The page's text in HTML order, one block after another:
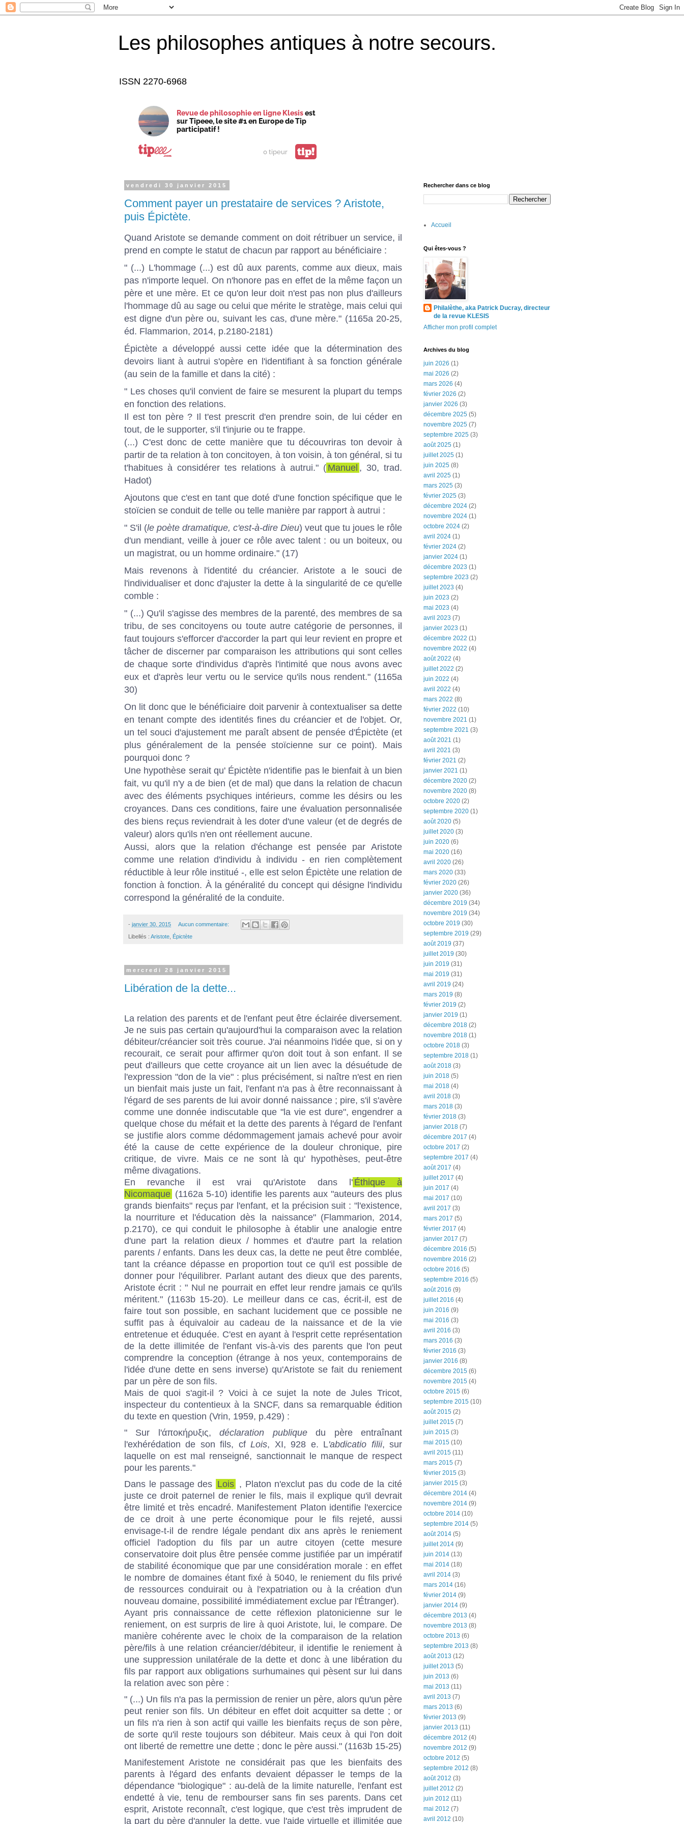
Les philosophes antiques à notre secours.
ISSN 2270-6968
Revue de philosophie en ligne Klesisest
sur Tipeee, le site #1 en Europe de Tip
participatif !
0 tipeur tip!
vendredi 30 janvier 2015
Comment payer un prestataire de services ? Aristote,
puis Épictète.
Quand Aristote se demande comment on doit rétribuer un service, il
prend en compte le statut de chacun par rapport au bénéficiaire :
" (...) L'hommage (...) est dû aux parents, comme aux dieux, mais
pas n'importe lequel. On n'honore pas en effet de la même façon un
père et une mère. Et ce qu'on leur doit n'est pas non plus d'ailleurs
l'hommage dû au sage ou celui que mérite le stratège, mais celui qui
est digne d'un père ou, suivant les cas, d'une mère." (1165a 20-25,
éd. Flammarion, 2014, p.2180-2181)
Épictète a développé aussi cette idée que la détermination des
devoirs liant à autrui s'opère en l'identifiant à sa fonction générale
(au sein de la famille et dans la cité) :
" Les choses qu'il convient de faire se mesurent la plupart du temps
en fonction des relations.
Il est ton père ? Il t'est prescrit d'en prendre soin, de lui céder en
tout, de le supporter, s'il t'injurie ou te frappe.
(...) C'est donc de cette manière que tu découvriras ton devoir à
partir de ta relation à ton concitoyen, à ton voisin, à ton général, si tu
t'habitues à considérer tes relations à autrui." ( Manuel , 30, trad.
Hadot)
Ajoutons que c'est en tant que doté d'une fonction spécifique que le
stoïcien se conduit de telle ou telle manière par rapport à autrui :
" S'il (le poète dramatique, c'est-à-dire Dieu) veut que tu joues le rôle
d'un mendiant, veille à jouer ce rôle avec talent : ou un boiteux, ou
un magistrat, ou un homme ordinaire." (17)
Mais revenons à l'identité du créancier. Aristote a le souci de
l'individualiser et donc d'ajuster la dette à la singularité de ce qu'elle
comble :
" (...) Qu'il s'agisse des membres de la parenté, des membres de sa
tribu, de ses concitoyens ou toute autre catégorie de personnes, il
faut toujours s'efforcer d'accorder la part qui leur revient en propre et
tâcher de discerner par comparaison les attributions qui sont celles
de chaque sorte d'individus d'après l'intimité que nous avons avec
eux et d'après leur vertu ou le service qu'ils nous rendent." (1165a
30)
On lit donc que le bénéficiaire doit parvenir à contextualiser sa dette
en tenant compte des identités fines du créancier et de l'objet. Or,
un tel souci d'ajustement me paraît absent de pensée d'Épictète (et
plus généralement de la pensée stoïcienne sur ce point). Mais
pourquoi donc ?
Une hypothèse serait qu' Épictète n'identifie pas le bienfait à un bien
fait, vu qu'il n'y a de bien (et de mal) que dans la relation de chacun
avec des éléments psychiques intérieurs, comme les désirs ou les
croyances. Dans ces conditions, faire une évaluation personnalisée
des biens reçus reviendrait à les doter d'une valeur (et de degrés de
valeur) alors qu'ils n'en ont réellement aucune.
Aussi, alors que la relation d'échange est pensée par Aristote
comme une relation d'individu à individu - en rien complètement
réductible à leur rôle institué -, elle est selon Épictète une relation de
fonction à fonction. À la généralité du concept qui désigne l'individu
correspond la généralité de la conduite.
- janvier 30, 2015 Aucun commentaire:
Libellés : Aristote Épictète
mercredi 28 janvier 2015
Libération de la dette...
La relation des parents et de l'enfant peut être éclairée diversement.
Je ne suis pas certain qu'aujourd'hui la comparaison avec la relation
débiteur/créancier soit très courue. J'ai néanmoins l'idée que, si on y
recourait, ce serait pour affirmer qu'on doit tout à son enfant. Il se
peut d'ailleurs que cette croyance ait un lien avec la désuétude de
l'expression "don de la vie" : plus précisément, si naître n'est en rien
un bienfait mais juste un fait, l'enfant n'a pas à être reconnaissant à
l'égard de ses parents de lui avoir donné naissance ; pire, s'il s'avère
comme une donnée indiscutable que "la vie est dure", engendrer a
quelque chose du méfait et la dette des parents à l'égard de l'enfant
se justifie alors comme dédommagement jamais achevé pour avoir
été la cause de cette expérience de la douleur chronique, pire
critique, de vivre. Mais ce ne sont là qu' hypothèses, peut-être
même divagations.
En revanche il est vrai qu'Aristote dans l' Éthique à
Nicomaque (1162a 5-10) identifie les parents aux "auteurs des plus
grands bienfaits" reçus par l'enfant, et la précision suit : "l'existence,
la nourriture et l'éducation dès la naissance" (Flammarion, 2014,
p.2170), ce qui conduit le philosophe à établir une analogie entre
d'une part la relation dieux / hommes et d'autre part la relation
parents / enfants. Dans les deux cas, la dette ne peut être comblée,
tant la créance dépasse en proportion tout ce qu'il est possible de
donner pour l'équilibrer. Parlant autant des dieux que des parents,
Aristote écrit : " Nul ne pourrait en effet leur rendre jamais ce qu'ils
méritent." (1163b 15-20). Le meilleur dans ce cas, écrit-il, est de
faire tout son possible, en sachant lucidement que ce possible ne
suffit pas à équivaloir au cadeau de la naissance et de la vie
entretenue et éduquée. C'est en ayant à l'esprit cette représentation
de la dette illimitée de l'enfant vis-à-vis des parents que l'on peut
comprendre la conception (étrange à nos yeux, contemporains de
l'idée d'une dette en sens inverse) qu'Aristote se fait du reniement
par un père de son fils.
Mais de quoi s'agit-il ? Voici à ce sujet la note de Jules Tricot,
inspecteur du contentieux à la SNCF, dans sa remarquable édition
du texte en question (Vrin, 1959, p.429) :
" Sur l'άποκήρυξις,déclaration publiquedu père entraînant
l'exhérédation de son fils, cfLois, XI, 928 e. L'abdicatio filii, sur
laquelle on est mal renseigné, sanctionnait le manque de respect
pour les parents."
Dans le passage des Lois , Platon n'exclut pas du code de la cité
juste ce droit paternel de renier le fils, mais il explique qu'il devrait
être limité et très encadré. Manifestement Platon identifie l'exercice
de ce droit à une perte économique pour le fils rejeté, aussi
envisage-t-il de rendre légale pendant dix ans après le reniement
officiel l'adoption du fils par un autre citoyen (cette mesure
conservatoire doit plus être pensée comme justifiée par un impératif
de stabilité économique que par une considération morale : en effet
le nombre de domaines étant fixé à 5040, le reniement du fils privé
de ressources conduirait ou à l'expatriation ou à la création d'un
nouveau domaine, possibilité immédiatement exclue par l'Étranger).
Ayant pris connaissance de cette réflexion platonicienne sur le
reniement, on est surpris de lire à quoi Aristote, lui, le compare. De
manière cohérente avec le choix de la comparaison de la relation
père/fils à une relation créancier/débiteur, il identifie le reniement à
une suppression unilatérale de la dette et donc à une libération du
fils par rapport aux obligations surhumaines qui pèsent sur lui dans
la relation avec son père :
" (...) Un fils n'a pas la permission de renier un père, alors qu'un père
peut renier son fils. Un débiteur en effet doit acquitter sa dette ; or
un fils n'a rien à son actif qui vaille les bienfaits reçus de son père,
de sorte qu'il reste toujours son débiteur. Mais ceux à qui l'on doit
ont liberté de remettre une dette ; donc le père aussi." (1163b 15-25)
Manifestement Aristote ne considérait pas que les bienfaits des
parents à l'égard des enfants devaient dépasser le temps de la
dépendance "biologique" : au-delà de la limite naturelle, l'enfant est
endetté à vie, tenu de rembourser sans fin ses parents. Dans cet
esprit, Aristote reconnaît, c'est logique, que c'est très imprudent de
la part du père d'annuler la dette, vue l'aide virtuelle et illimitée que
Rechercher dans ce blog
Accueil
Qui êtes-vous ?
Philalèthe, aka Patrick Ducray, directeur
de la revue KLESIS
Afficher mon profil complet
Archives du blog
juin 2026 (1)
mai 2026 (2)
mars 2026 (4)
février 2026 (2)
janvier 2026 (3)
décembre 2025 (5)
novembre 2025 (7)
septembre 2025 (3)
août 2025 (1)
juillet 2025 (1)
juin 2025 (8)
avril 2025 (1)
mars 2025 (3)
février 2025 (3)
décembre 2024 (2)
novembre 2024 (1)
octobre 2024 (2)
avril 2024 (1)
février 2024 (2)
janvier 2024 (1)
décembre 2023 (1)
septembre 2023 (2)
juillet 2023 (4)
juin 2023 (2)
mai 2023 (4)
avril 2023 (7)
janvier 2023 (1)
décembre 2022 (1)
novembre 2022 (4)
août 2022 (4)
juillet 2022 (2)
juin 2022 (4)
avril 2022 (4)
mars 2022 (8)
février 2022 (10)
novembre 2021 (1)
septembre 2021 (3)
août 2021 (1)
avril 2021 (3)
février 2021 (2)
janvier 2021 (1)
décembre 2020 (2)
novembre 2020 (8)
octobre 2020 (2)
septembre 2020 (1)
août 2020 (5)
juillet 2020 (3)
juin 2020 (6)
mai 2020 (16)
avril 2020 (26)
mars 2020 (33)
février 2020 (26)
janvier 2020 (36)
décembre 2019 (34)
novembre 2019 (34)
octobre 2019 (30)
septembre 2019 (29)
août 2019 (37)
juillet 2019 (30)
juin 2019 (31)
mai 2019 (31)
avril 2019 (24)
mars 2019 (8)
février 2019 (2)
janvier 2019 (1)
décembre 2018 (2)
novembre 2018 (1)
octobre 2018 (3)
septembre 2018 (1)
août 2018 (3)
juin 2018 (5)
mai 2018 (4)
avril 2018 (3)
mars 2018 (3)
février 2018 (3)
janvier 2018 (7)
décembre 2017 (4)
octobre 2017 (2)
septembre 2017 (4)
août 2017 (4)
juillet 2017 (4)
juin 2017 (4)
mai 2017 (10)
avril 2017 (3)
mars 2017 (5)
février 2017 (4)
janvier 2017 (7)
décembre 2016 (5)
novembre 2016 (2)
octobre 2016 (5)
septembre 2016 (5)
août 2016 (9)
juillet 2016 (4)
juin 2016 (9)
mai 2016 (3)
avril 2016 (3)
mars 2016 (3)
février 2016 (3)
janvier 2016 (8)
décembre 2015 (6)
novembre 2015 (4)
octobre 2015 (6)
septembre 2015 (10)
août 2015 (2)
juillet 2015 (7)
juin 2015 (3)
mai 2015 (10)
avril 2015 (11)
mars 2015 (7)
février 2015 (3)
janvier 2015 (3)
décembre 2014 (4)
novembre 2014 (9)
octobre 2014 (10)
septembre 2014 (5)
août 2014 (5)
juillet 2014 (9)
juin 2014 (13)
mai 2014 (18)
avril 2014 (3)
mars 2014 (16)
février 2014 (9)
janvier 2014 (9)
décembre 2013 (4)
novembre 2013 (8)
octobre 2013 (6)
septembre 2013 (8)
août 2013 (12)
juillet 2013 (5)
juin 2013 (6)
mai 2013 (11)
avril 2013 (7)
mars 2013 (6)
février 2013 (9)
janvier 2013 (11)
décembre 2012 (4)
novembre 2012 (9)
octobre 2012 (5)
septembre 2012 (8)
août 2012 (3)
juillet 2012 (2)
juin 2012 (11)
mai 2012 (7)
avril 2012 (10)